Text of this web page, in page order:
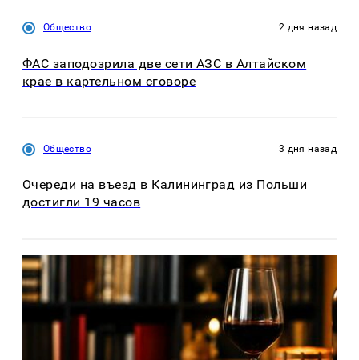
Общество 2 дня назад
ФАС заподозрила две сети АЗС в Алтайском
крае в картельном сговоре
Общество 3 дня назад
Очереди на въезд в Калининград из Польши
достигли 19 часов